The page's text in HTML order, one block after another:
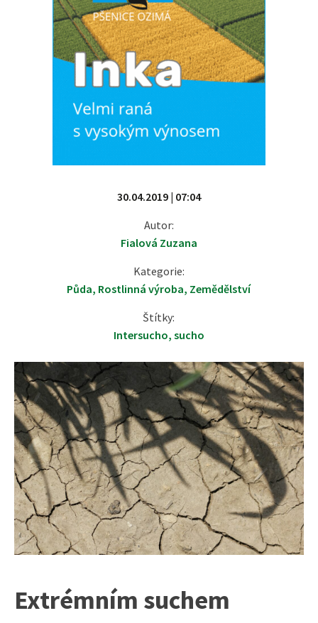
30.04.2019 | 07:04
Autor:
Fialová Zuzana
Kategorie:
Půda, Rostlinná výroba, Zemědělství
Štítky:
Intersucho, sucho
Extrémním suchem